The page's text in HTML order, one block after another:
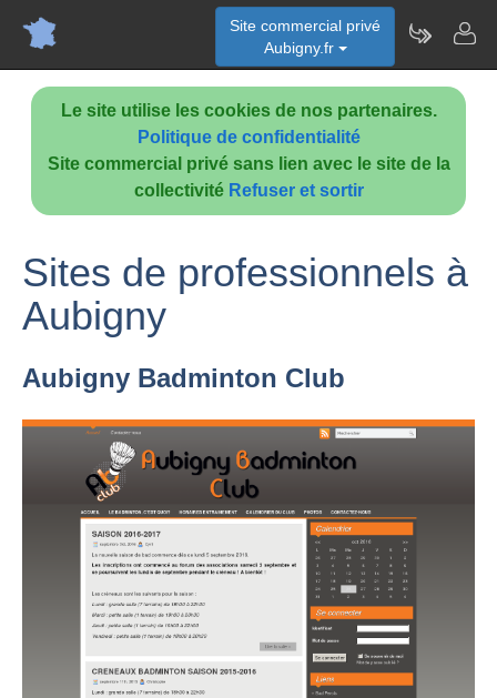
Le site utilise les cookies de nos partenaires.
Politique de confidentialité
Site commercial privé sans lien avec le site de la
collectivité Refuser et sortir
Site commercial privé
Aubigny.fr
Sites de professionnels à
Aubigny
Aubigny Badminton Club